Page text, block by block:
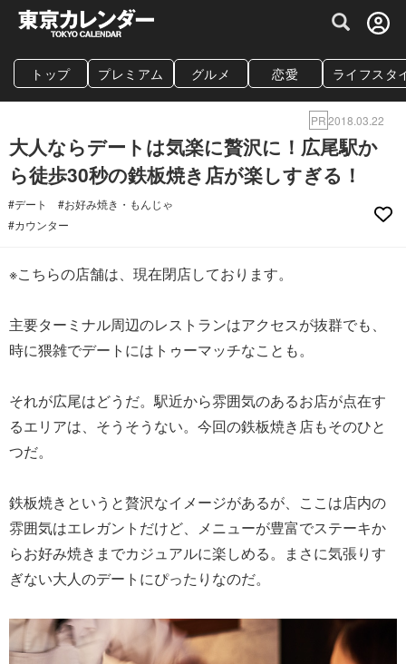
グルメ情報・プレミアムレストラン予約
トップ プレミアム グルメ 恋愛 ライフスタ
PR2018.03.22
大人ならデートは気楽に贅沢に！広尾駅か
ら徒歩30秒の鉄板焼き店が楽しすぎる！
#デート
#お好み焼き・もんじゃ
#カウンター
※こちらの店舗は、現在閉店しております。
主要ターミナル周辺のレストランはアクセスが抜群でも、
時に猥雑でデートにはトゥーマッチなことも。
それが広尾はどうだ。駅近から雰囲気のあるお店が点在す
るエリアは、そうそうない。今回の鉄板焼き店もそのひと
つだ。
鉄板焼きというと贅沢なイメージがあるが、ここは店内の
雰囲気はエレガントだけど、メニューが豊富でステーキか
らお好み焼きまでカジュアルに楽しめる。まさに気張りす
ぎない大人のデートにぴったりなのだ。